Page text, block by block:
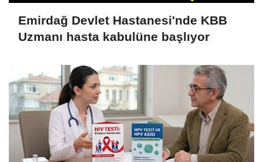
Emirdağ Devlet Hastanesi'nde KBB
Uzmanı hasta kabulüne başlıyor